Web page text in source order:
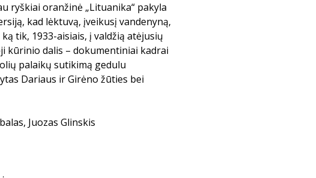
ryškiai oranžinė „Lituanika“ pakyla
kad lėktuvą, įveikusį vandenyną,
tik, 1933-aisiais, į valdžią atėjusių
kūrinio dalis – dokumentiniai kadrai
palaikų sutikimą gedulu
Dariaus ir Girėno žūties bei
Juozas Glinskis